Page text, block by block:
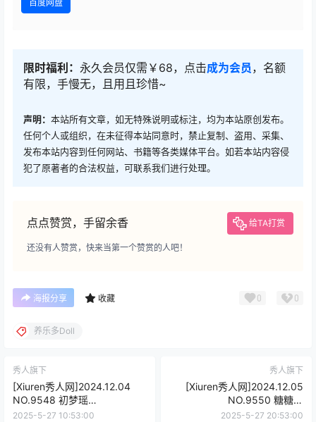
百度网盘
限时福利： 永久会员仅需￥68，点击成为会员，名额
有限，手慢无，且用且珍惜~
声明： 本站所有文章，如无特殊说明或标注，均为本站原创发布。
任何个人或组织，在未征得本站同意时，禁止复制、盗用、采集、
发布本站内容到任何网站、书籍等各类媒体平台。如若本站内容侵
犯了原著者的合法权益，可联系我们进行处理。
点点赞赏，手留余香 给TA打赏
还没有人赞赏，快来当第一个赞赏的人吧！
海报分享 收藏 0 0
养乐多Doll
秀人旗下
[Xiuren秀人网]2024.12.04
NO.9548 初梦瑶
[84+1P/704MB]
2025-5-27 10:53:00
秀人旗下
[Xiuren秀人网]2024.12.05
NO.9550 糖糖❤
[48+1P/492MB]
2025-5-27 20:53:00